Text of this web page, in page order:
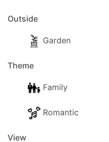
Outside
Garden
Theme
Family
Romantic
View